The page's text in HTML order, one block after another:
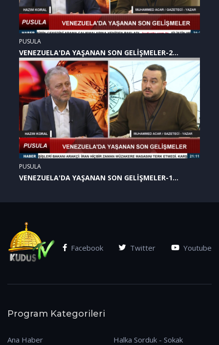
PUSULA
VENEZUELA'DA YAŞANAN SON GELİŞMELER-2
(07.01.2026)
PUSULA
VENEZUELA'DA YAŞANAN SON GELİŞMELER-1
Facebook Twitter Youtube
Program Kategorileri
Ana Haber
Halka Sorduk - Sokak